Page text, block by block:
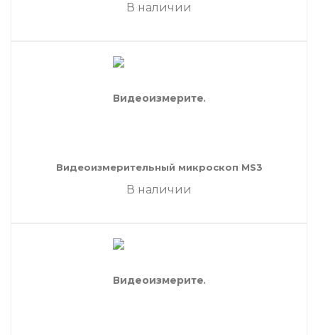
В наличии
Видеоизмерительный микроскоп MS3
В наличии